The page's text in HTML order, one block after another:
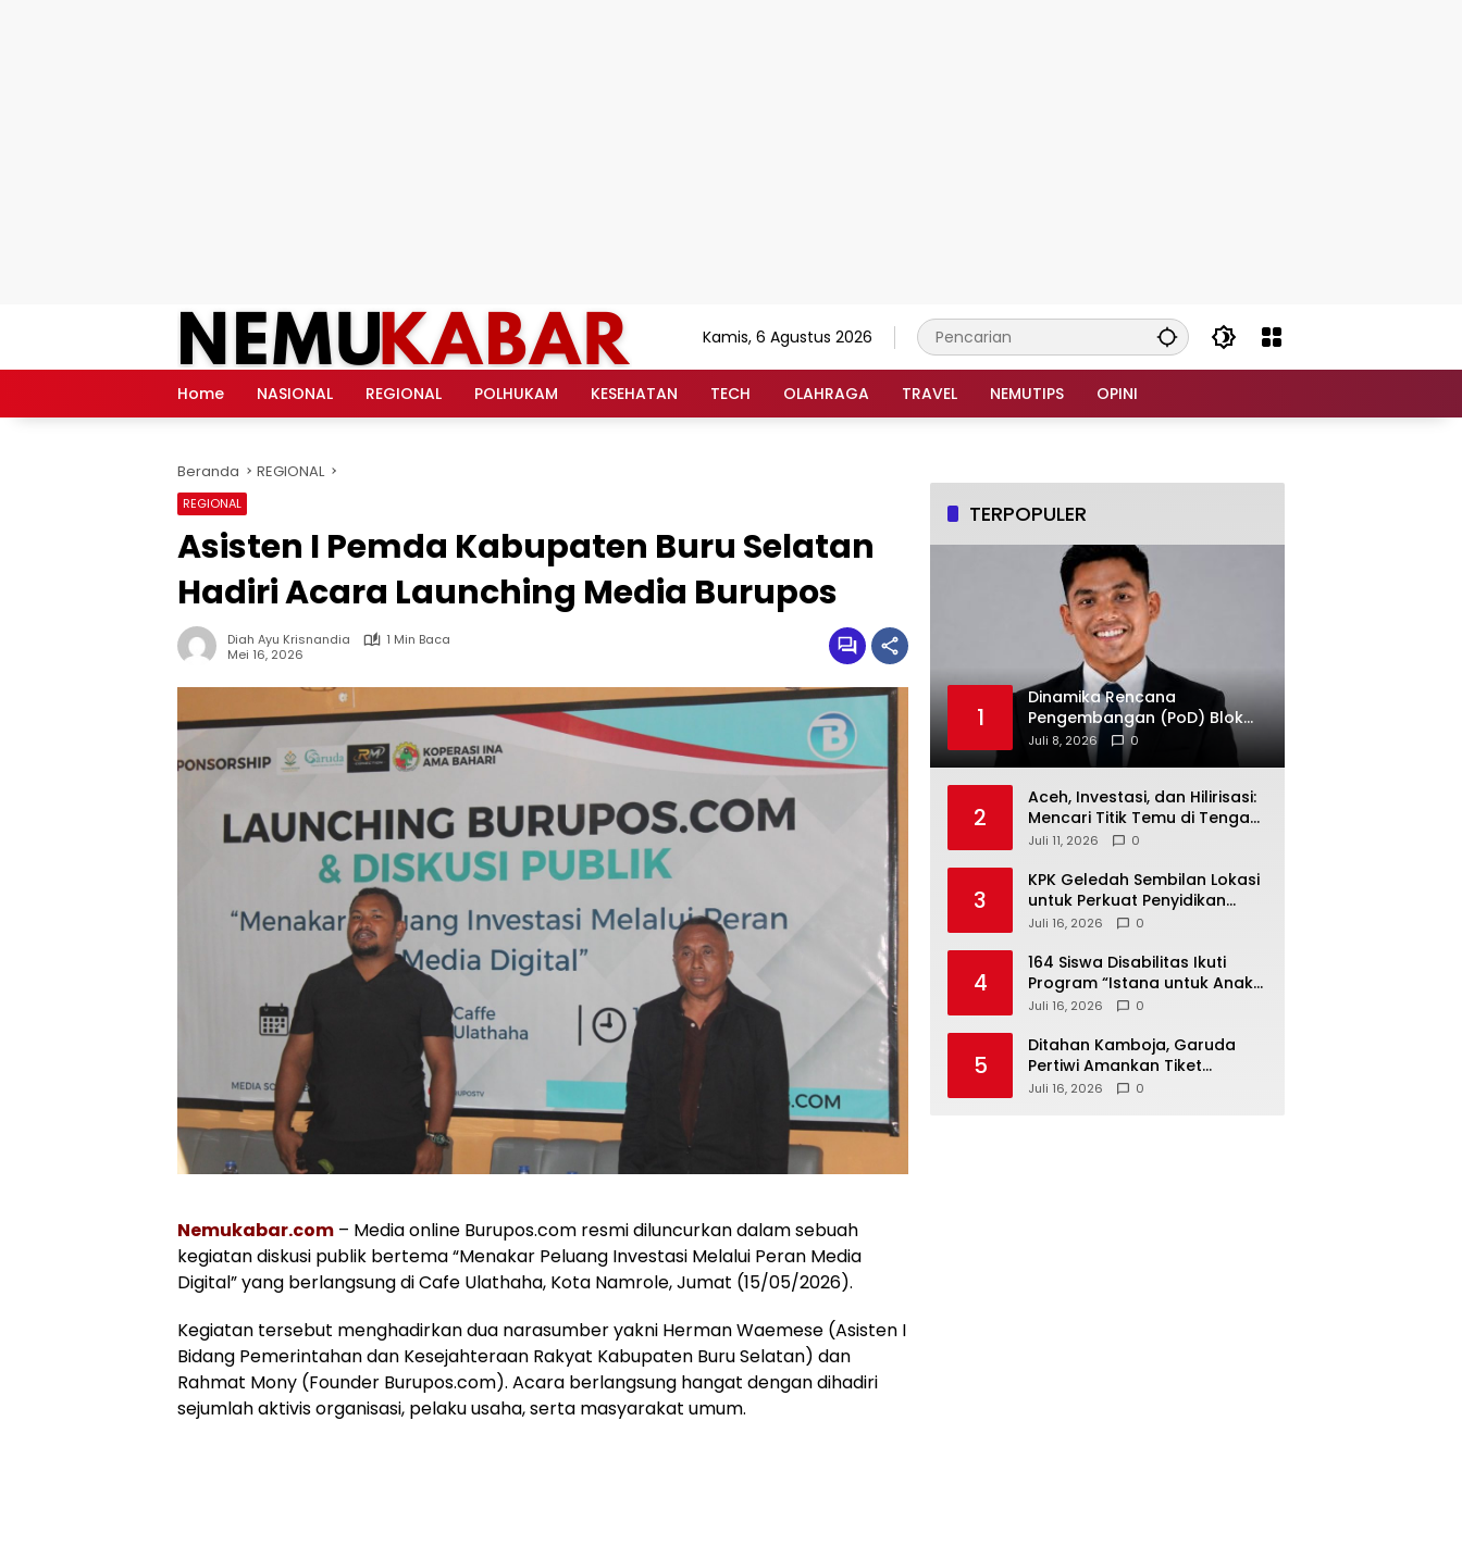
Kamis, 6 Agustus 2026
Home NASIONAL REGIONAL POLHUKAM KESEHATAN TECH OLAHRAGA TRAVEL NEMUTIPS OPINI
Beranda REGIONAL
REGIONAL
Asisten I Pemda Kabupaten Buru Selatan
Hadiri Acara Launching Media Burupos
Diah Ayu Krisnandia
1 Min Baca
Mei 16, 2026
Nemukabar.com – Media online Burupos.com resmi diluncurkan dalam sebuah
kegiatan diskusi publik bertema “Menakar Peluang Investasi Melalui Peran Media
Digital” yang berlangsung di Cafe Ulathaha, Kota Namrole, Jumat (15/05/2026).
Kegiatan tersebut menghadirkan dua narasumber yakni Herman Waemese (Asisten I
Bidang Pemerintahan dan Kesejahteraan Rakyat Kabupaten Buru Selatan) dan
Rahmat Mony (Founder Burupos.com). Acara berlangsung hangat dengan dihadiri
sejumlah aktivis organisasi, pelaku usaha, serta masyarakat umum.
TERPOPULER
1
Dinamika Rencana
Pengembangan (PoD) Blok
Andaman: Jangan Sampai
Harapan Investasi Aceh
Juli 8, 2026 0
2
Aceh, Investasi, dan Hilirisasi:
Mencari Titik Temu di Tengah
Polemik Blok Andaman
Juli 11, 2026 0
3
KPK Geledah Sembilan Lokasi
untuk Perkuat Penyidikan
Dugaan Pemerasan Bupati
Juli 16, 2026 0
4
164 Siswa Disabilitas Ikuti
Program “Istana untuk Anak
Sekolah”, Kenali Sejarah
Juli 16, 2026 0
5
Ditahan Kamboja, Garuda
Pertiwi Amankan Tiket
Semifinal Piala AFF Putri 2026
Juli 16, 2026 0